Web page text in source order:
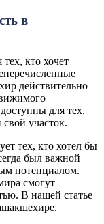
в
кто хочет
действительно
для тех,
участок.
тех, кто хотел бы
был важной
потенциалом.
смогут
В нашей статье